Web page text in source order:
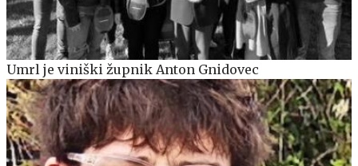
Umrl je viniški župnik Anton Gnidovec